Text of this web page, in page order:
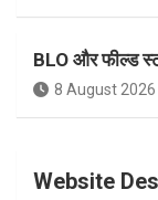
k
BLO और फील्ड
8 August 2026
Website